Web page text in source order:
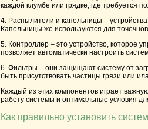
каждой клумбе или грядке, где требуется
4. Распылители и капельницы –
Капельницы же используются для
5. Контроллер – это устройство, которое
позволяет автоматически настроить
6. Фильтры – они защищают систему от
быть присутствовать частицы грязи или
Каждый из этих компонентов играет
работу системы и оптимальные условия
Как правильно установить